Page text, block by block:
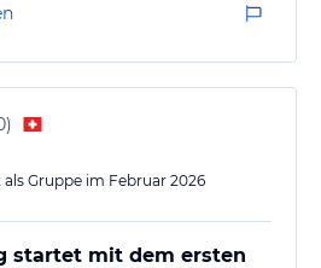
)
als Gruppe im Februar 2026
startet mit dem ersten